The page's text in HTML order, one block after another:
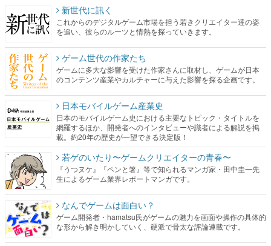
新世代に訊く
これからのデジタルゲーム市場を担う若きクリエイター達の姿
を追い、彼らのルーツと情熱を探っていきます。
ゲーム世代の作家たち
ゲームに多大な影響を受けた作家さんに取材し、ゲームが日本
のコンテンツ産業やカルチャーに与えた影響を探る企画です。
日本モバイルゲーム産業史
日本のモバイルゲーム史における主要なトピック・タイトルを
網羅するほか、開発者へのインタビューや識者による解説を掲
載。約20年の歴史が一望できる決定版！
若ゲのいたり〜ゲームクリエイターの青春〜
『うつヌケ』『ペンと箸』等で知られるマンガ家・田中圭一先
生によるゲーム業界レポートマンガです。
なんでゲームは面白い？
ゲーム開発者・hamatsu氏がゲームの魅力を画面や操作の具体的
な形から解き明かしていく、硬派で骨太な評論連載です。